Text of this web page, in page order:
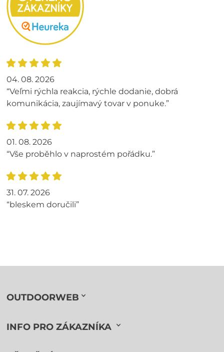
04. 08. 2026
“Veľmi rýchla reakcia, rýchle dodanie, dobrá
komunikácia, zaujímavý tovar v ponuke.”
01. 08. 2026
“Vše proběhlo v naprostém pořádku.”
31. 07. 2026
“bleskem doručili”
OUTDOORWEB
INFO PRO ZÁKAZNÍKA